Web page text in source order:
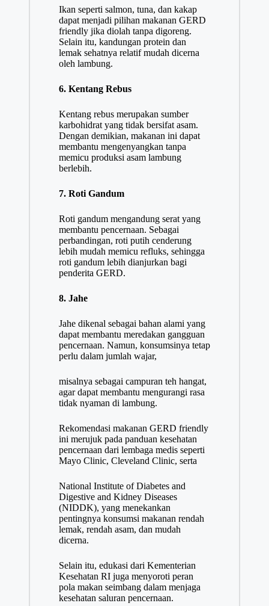
Ikan seperti salmon, tuna, dan kakap
dapat menjadi pilihan makanan GERD
friendly jika diolah tanpa digoreng.
Selain itu, kandungan protein dan
lemak sehatnya relatif mudah dicerna
oleh lambung.
6. Kentang Rebus
Kentang rebus merupakan sumber
karbohidrat yang tidak bersifat asam.
Dengan demikian, makanan ini dapat
membantu mengenyangkan tanpa
memicu produksi asam lambung
berlebih.
7. Roti Gandum
Roti gandum mengandung serat yang
membantu pencernaan. Sebagai
perbandingan, roti putih cenderung
lebih mudah memicu refluks, sehingga
roti gandum lebih dianjurkan bagi
penderita GERD.
8. Jahe
Jahe dikenal sebagai bahan alami yang
dapat membantu meredakan gangguan
pencernaan. Namun, konsumsinya tetap
perlu dalam jumlah wajar,
misalnya sebagai campuran teh hangat,
agar dapat membantu mengurangi rasa
tidak nyaman di lambung.
Rekomendasi makanan GERD friendly
ini merujuk pada panduan kesehatan
pencernaan dari lembaga medis seperti
Mayo Clinic, Cleveland Clinic, serta
National Institute of Diabetes and
Digestive and Kidney Diseases
(NIDDK), yang menekankan
pentingnya konsumsi makanan rendah
lemak, rendah asam, dan mudah
dicerna.
Selain itu, edukasi dari Kementerian
Kesehatan RI juga menyoroti peran
pola makan seimbang dalam menjaga
kesehatan saluran pencernaan.